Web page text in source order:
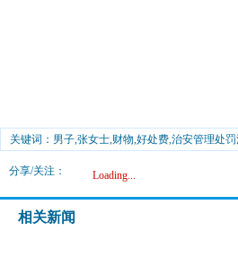
关键词：男子,张女士,财物,好处费,治安管理处
分享/关注： Loading...
相关新闻